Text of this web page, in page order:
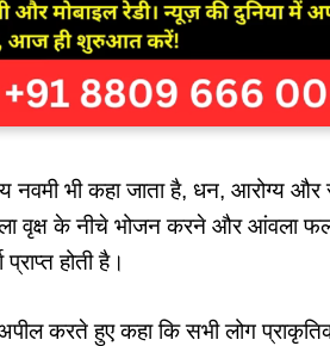
नवमी भी कहा जाता है, धन, आरोग्य और
वृक्ष के नीचे भोजन करने और आंवला
होती है।
करते हुए कहा कि सभी लोग